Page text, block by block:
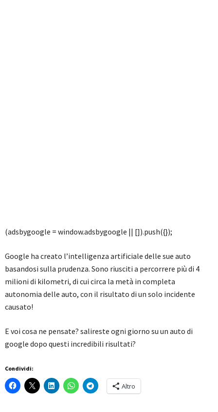
(adsbygoogle = window.adsbygoogle || []).push({});
Google ha creato l’intelligenza artificiale delle sue auto
basandosi sulla prudenza. Sono riusciti a percorrere più di 4
milioni di kilometri, di cui circa la metà in completa
autonomia delle auto, con il risultato di un solo incidente
causato!
E voi cosa ne pensate? salireste ogni giorno su un auto di
google dopo questi incredibili risultati?
Condividi:
Altro